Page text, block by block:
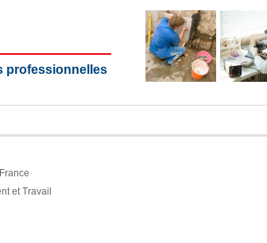
professionnelles
et Travail